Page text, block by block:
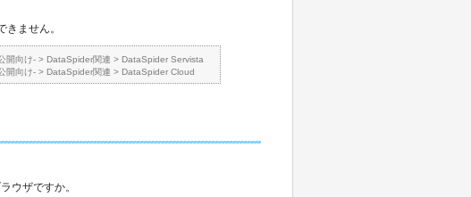
ません。
開向け-> DataSpider関連 > DataSpider Servista
開向け-> DataSpider関連 > DataSpider Cloud
ウザですか。